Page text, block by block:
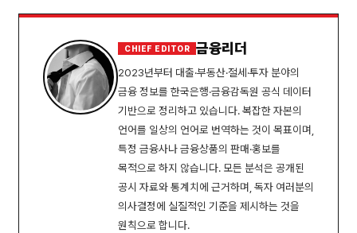
CHIEF EDITOR 금융리더
2023년부터 대출·부동산·절세·투자 분야의
금융 정보를 한국은행·금융감독원 공식 데이터
기반으로 정리하고 있습니다. 복잡한 자본의
언어를 일상의 언어로 번역하는 것이 목표이며,
특정 금융사나 금융상품의 판매·홍보를
목적으로 하지 않습니다. 모든 분석은 공개된
공시 자료와 통계치에 근거하며, 독자 여러분의
의사결정에 실질적인 기준을 제시하는 것을
원칙으로 합니다.